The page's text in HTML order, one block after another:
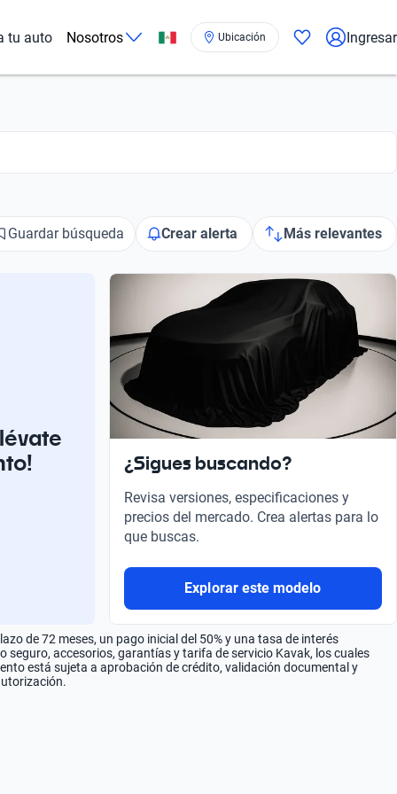
tu auto Nosotros Ubicación Ingresar
Guardar búsqueda Crear alerta Más relevantes
¿Sigues buscando?
Revisa versiones, especificaciones y
precios del mercado. Crea alertas para lo
que buscas.
Explorar este modelo
de 72 meses, un pago inicial del 50% y una tasa de interés
accesorios, garantías y tarifa de servicio Kavak, los cuales
está sujeta a aprobación de crédito, validación documental y